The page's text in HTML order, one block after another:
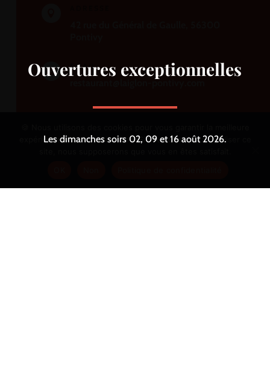

EMAIL
Mentions légales|Politique de confidentialité
expérience sur notre site web. Si vous continuez à utiliser ce
Ouvertures exceptionnelles
Les dimanches soirs 02, 09 et 16 août 2026.